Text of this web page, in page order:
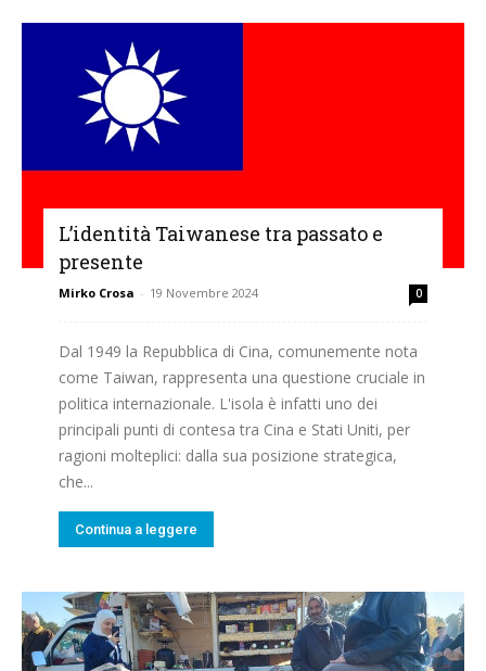
L’identità Taiwanese tra passato e
presente
Mirko Crosa - 19 Novembre 2024 0
Dal 1949 la Repubblica di Cina, comunemente nota
come Taiwan, rappresenta una questione cruciale in
politica internazionale. L'isola è infatti uno dei
principali punti di contesa tra Cina e Stati Uniti, per
ragioni molteplici: dalla sua posizione strategica,
che...
Continua a leggere